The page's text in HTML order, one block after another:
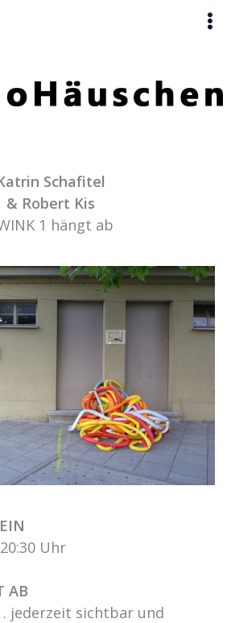
Schafitel
& Robert Kis
1 hängt ab
Uhr
AB
. jederzeit sichtbar und